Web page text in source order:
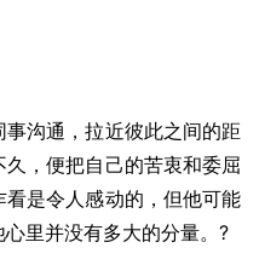
沟通，拉近彼此之间的距
，便把自己的苦衷和委屈
是令人感动的，但他可能
里并没有多大的分量。?